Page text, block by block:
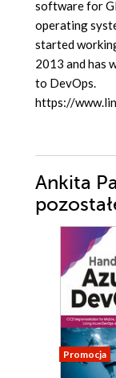
software for
operating
started
2013 and has
to DevOps.
https://
Ankita
Promocja